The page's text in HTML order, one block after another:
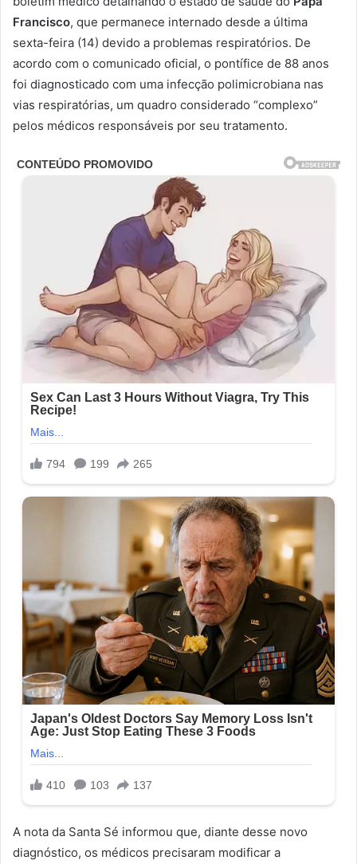
Francisco, que permanece internado desde a última
sexta-feira (14) devido a problemas respiratórios. De
acordo com o comunicado oficial, o pontífice de 88 anos
foi diagnosticado com uma infecção polimicrobiana nas
vias respiratórias, um quadro considerado “complexo”
pelos médicos responsáveis por seu tratamento.
A nota da Santa Sé informou que, diante desse novo
diagnóstico, os médicos precisaram modificar a